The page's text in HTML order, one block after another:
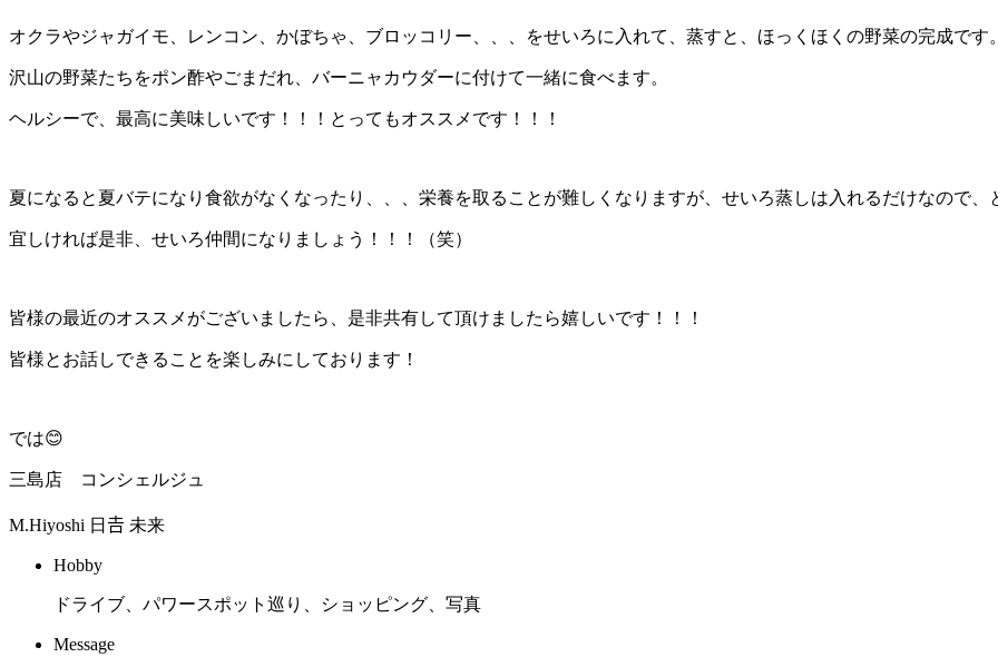
オクラやジャガイモ、レンコン、かぼちゃ、ブロッコリー、、、をせいろに入れて、蒸すと、ほっくほくの野菜の完成です。
沢山の野菜たちをポン酢やごまだれ、バーニャカウダーに付けて一緒に食べます。
ヘルシーで、最高に美味しいです！！！とってもオススメです！！！
夏になると夏バテになり食欲がなくなったり、、、栄養を取ることが難しくなりますが、せいろ蒸しは入れるだけなので、
宜しければ是非、せいろ仲間になりましょう！！！（笑）
皆様の最近のオススメがございましたら、是非共有して頂けましたら嬉しいです！！！
皆様とお話しできることを楽しみにしております！
では😊
三島店 コンシェルジュ
M.Hiyoshi 日𠮷 未来
Hobby
ドライブ、パワースポット巡り、ショッピング、写真
Message